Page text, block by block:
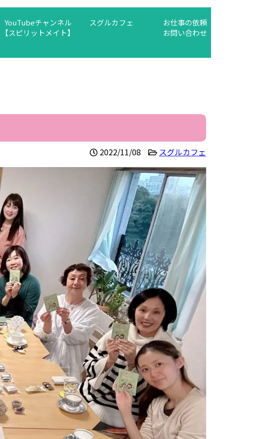
YouTubeチャンネル
【スピリットメイト】
スグルカフェ
お仕事の依頼
お問い合わせ
2022/11/08 スグルカフェ